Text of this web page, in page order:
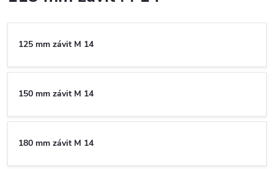
125 mm závit M 14
150 mm závit M 14
180 mm závit M 14